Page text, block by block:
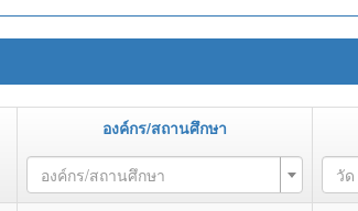
องค์กร/สถานศึกษา
องค์กร/สถานศึกษา วัด